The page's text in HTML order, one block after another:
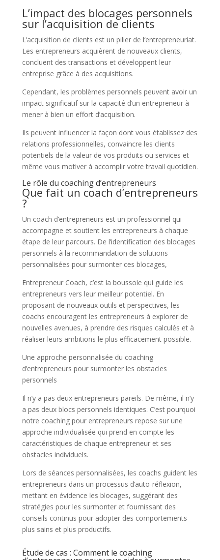
L’impact des blocages personnels
sur l’acquisition de clients
L’acquisition de clients est un pilier de l’entrepreneuriat.
Les entrepreneurs acquièrent de nouveaux clients,
concluent des transactions et développent leur
entreprise grâce à des acquisitions.
Cependant, les problèmes personnels peuvent avoir un
impact significatif sur la capacité d’un entrepreneur à
mener à bien un effort d’acquisition.
Ils peuvent influencer la façon dont vous établissez des
relations professionnelles, convaincre les clients
potentiels de la valeur de vos produits ou services et
même vous motiver à accomplir votre travail quotidien.
Le rôle du coaching d’entrepreneurs
Que fait un coach d’entrepreneurs
?
Un coach d’entrepreneurs est un professionnel qui
accompagne et soutient les entrepreneurs à chaque
étape de leur parcours. De l’identification des blocages
personnels à la recommandation de solutions
personnalisées pour surmonter ces blocages,
Entrepreneur Coach, c’est la boussole qui guide les
entrepreneurs vers leur meilleur potentiel. En
proposant de nouveaux outils et perspectives, les
coachs encouragent les entrepreneurs à explorer de
nouvelles avenues, à prendre des risques calculés et à
réaliser leurs ambitions le plus efficacement possible.
Une approche personnalisée du coaching
d’entrepreneurs pour surmonter les obstacles
personnels
Il n’y a pas deux entrepreneurs pareils. De même, il n’y
a pas deux blocs personnels identiques. C’est pourquoi
notre coaching pour entrepreneurs repose sur une
approche individualisée qui prend en compte les
caractéristiques de chaque entrepreneur et ses
obstacles individuels.
Lors de séances personnalisées, les coachs guident les
entrepreneurs dans un processus d’auto-réflexion,
mettant en évidence les blocages, suggérant des
stratégies pour les surmonter et fournissant des
conseils continus pour adopter des comportements
plus sains et plus productifs.
Étude de cas : Comment le coaching